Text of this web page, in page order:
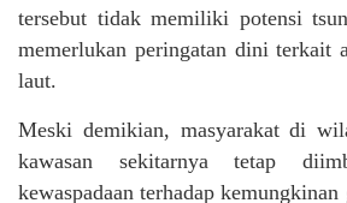
tersebut tidak memiliki potensi
memerlukan peringatan dini terkait
laut.
Meski demikian, masyarakat di
kawasan sekitarnya tetap
kewaspadaan terhadap kemungkinan